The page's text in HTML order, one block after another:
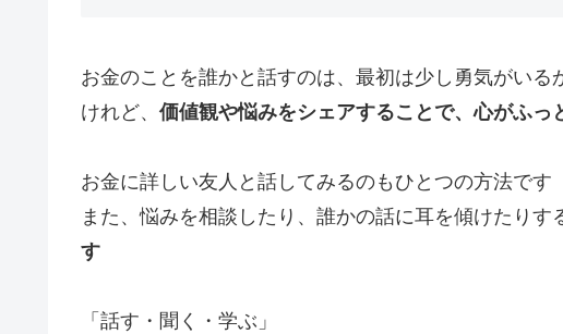
お金のことを誰かと話すのは、最初は少し勇気がいる
けれど、 価値観や悩みをシェアすることで、心がふっ
お金に詳しい友人と話してみるのもひとつの方法です
また、悩みを相談したり、誰かの話に耳を傾けたりす
す
「話す・聞く・学ぶ」